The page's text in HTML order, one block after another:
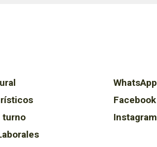
turno
WhatsApp
Facebook
Instagram